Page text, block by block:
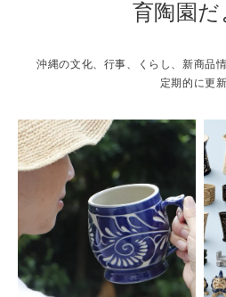
育陶園だ
沖縄の文化、行事、くらし、新商品
定期的に更